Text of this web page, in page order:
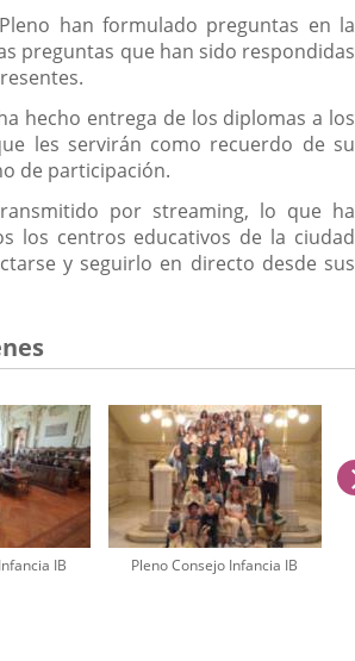
han formulado preguntas en la
preguntas que han sido respondidas
hecho entrega de los diplomas a los
les servirán como recuerdo de su
de participación.
por streaming, lo que ha
los centros educativos de la ciudad
y seguirlo en directo desde sus
IB Pleno Consejo Infancia IB